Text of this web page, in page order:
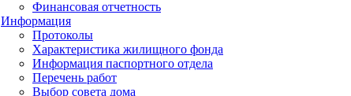
Финансовая отчетность
Информация
Протоколы
Характеристика жилищного фонда
Информация паспортного отдела
Перечень работ
Выбор совета дома